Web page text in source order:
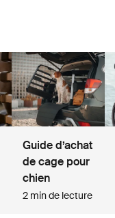
Guide d’achat
de cage pour
chien
2 min de lecture